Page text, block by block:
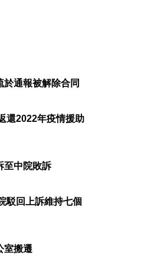
通報被解除合同
還2022年疫情援助
至中院敗訴
駁回上訴維持七個
室搬遷